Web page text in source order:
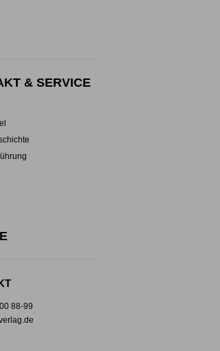
& SERVICE
88-99